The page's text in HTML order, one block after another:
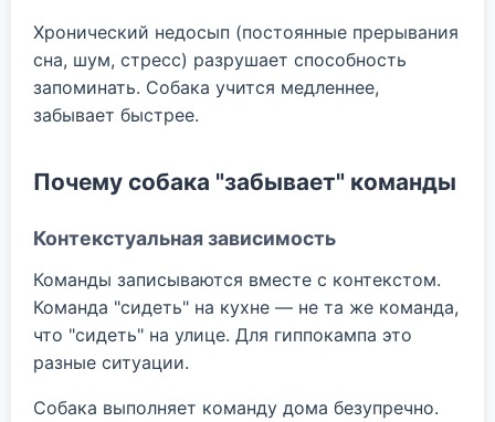
Хронический недосып (постоянные прерывания
сна, шум, стресс) разрушает способность
запоминать. Собака учится медленнее,
забывает быстрее.
Почему собака "забывает" команды
Контекстуальная зависимость
Команды записываются вместе с контекстом.
Команда "сидеть" на кухне — не та же команда,
что "сидеть" на улице. Для гиппокампа это
разные ситуации.
Собака выполняет команду дома безупречно.